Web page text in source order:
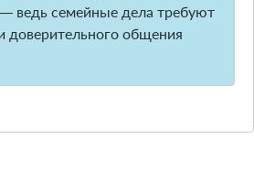
ведь семейные дела требуют
доверительного общения